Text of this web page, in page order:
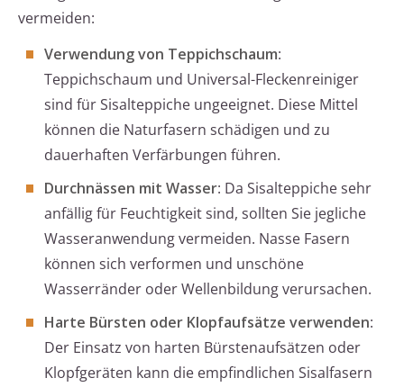
vermeiden:
Verwendung von Teppichschaum:
Teppichschaum und Universal-Fleckenreiniger
sind für Sisalteppiche ungeeignet. Diese Mittel
können die Naturfasern schädigen und zu
dauerhaften Verfärbungen führen.
Durchnässen mit Wasser: Da Sisalteppiche sehr
anfällig für Feuchtigkeit sind, sollten Sie jegliche
Wasseranwendung vermeiden. Nasse Fasern
können sich verformen und unschöne
Wasserränder oder Wellenbildung verursachen.
Harte Bürsten oder Klopfaufsätze verwenden:
Der Einsatz von harten Bürstenaufsätzen oder
Klopfgeräten kann die empfindlichen Sisalfasern